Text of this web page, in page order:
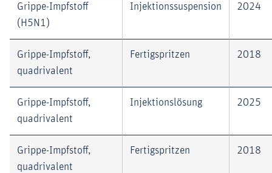
Grippe-Impfstoff
(H5N1)
Injektionssuspension 2024
Grippe-Impfstoff,
quadrivalent
Fertigspritzen 2018
Grippe-Impfstoff,
quadrivalent
Injektionslösung 2025
Grippe-Impfstoff,
quadrivalent
Fertigspritzen 2018